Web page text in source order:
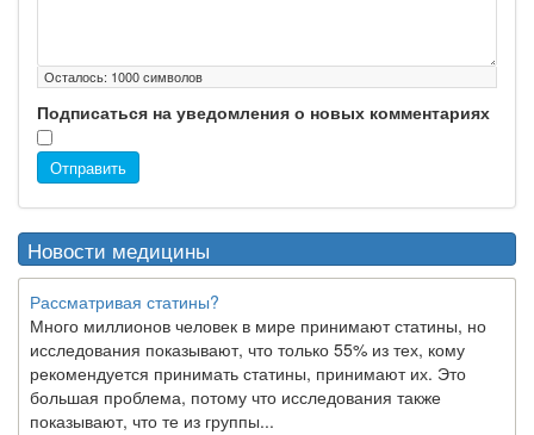
Осталось: 1000символов
Подписаться на уведомления о новых комментариях
Отправить
Новости медицины
Рассматривая статины?
Много миллионов человек в мире принимают статины, но
исследования показывают, что только 55% из тех, кому
рекомендуется принимать статины, принимают их. Это
большая проблема, потому что исследования также
показывают, что те из группы...